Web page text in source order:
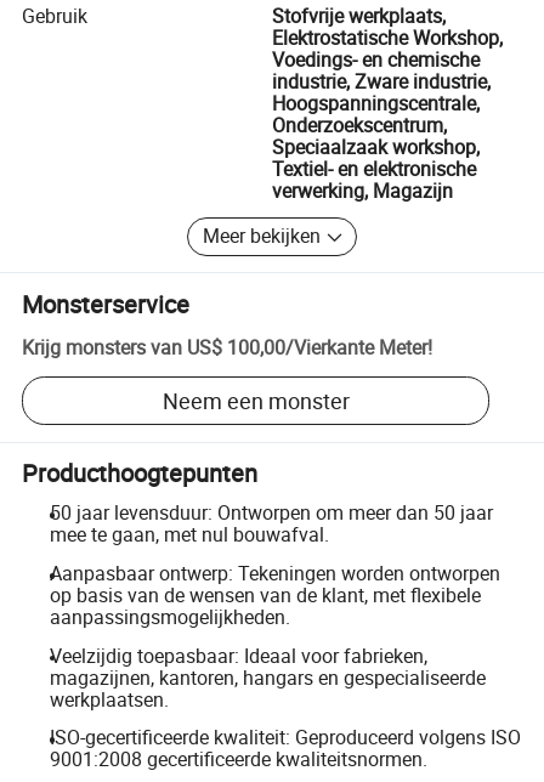
Gebruik
Stofvrije werkplaats,
Elektrostatische Workshop,
Voedings- en chemische
industrie, Zware industrie,
Hoogspanningscentrale,
Onderzoekscentrum,
Speciaalzaak workshop,
Textiel- en elektronische
verwerking, Magazijn
Meer bekijken
Monsterservice
Krijg monsters van US$ 100,00/Vierkante Meter!
Neem een monster
Producthoogtepunten
50 jaar levensduur: Ontworpen om meer dan 50 jaar
mee te gaan, met nul bouwafval.
Aanpasbaar ontwerp: Tekeningen worden ontworpen
op basis van de wensen van de klant, met flexibele
aanpassingsmogelijkheden.
Veelzijdig toepasbaar: Ideaal voor fabrieken,
magazijnen, kantoren, hangars en gespecialiseerde
werkplaatsen.
ISO-gecertificeerde kwaliteit: Geproduceerd volgens ISO
9001:2008 gecertificeerde kwaliteitsnormen.